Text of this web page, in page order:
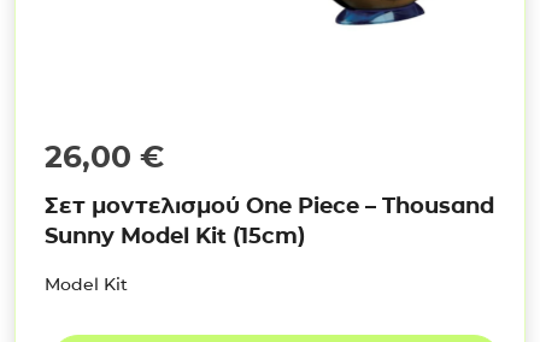
26,00 €
Σετ μοντελισμού One Piece – Thousand
Sunny Model Kit (15cm)
Model Kit